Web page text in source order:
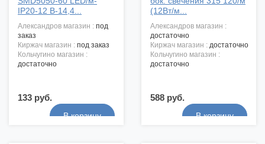
IP20-12 В-14,4...
александров магазин : под
заказ
киржач магазин : под заказ
кольчугино магазин :
достаточно
133 руб.
(12Вт/м...
александров магазин :
достаточно
киржач магазин : достаточно
кольчугино магазин :
достаточно
588 руб.